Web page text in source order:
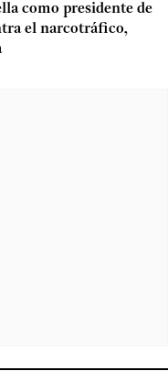
como presidente de
el narcotráfico,